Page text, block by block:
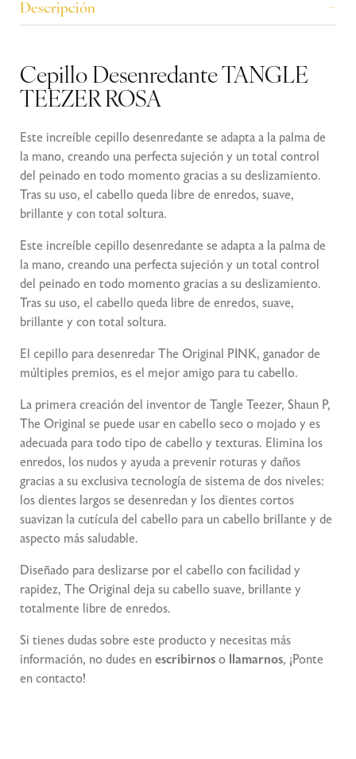
Descripción
Cepillo Desenredante TANGLE
TEEZER ROSA
Este increíble cepillo desenredante se adapta a la palma de
la mano, creando una perfecta sujeción y un total control
del peinado en todo momento gracias a su deslizamiento.
Tras su uso, el cabello queda libre de enredos, suave,
brillante y con total soltura.
Este increíble cepillo desenredante se adapta a la palma de
la mano, creando una perfecta sujeción y un total control
del peinado en todo momento gracias a su deslizamiento.
Tras su uso, el cabello queda libre de enredos, suave,
brillante y con total soltura.
El cepillo para desenredar The Original PINK, ganador de
múltiples premios, es el mejor amigo para tu cabello.
La primera creación del inventor de Tangle Teezer, Shaun P,
The Original se puede usar en cabello seco o mojado y es
adecuada para todo tipo de cabello y texturas. Elimina los
enredos, los nudos y ayuda a prevenir roturas y daños
gracias a su exclusiva tecnología de sistema de dos niveles:
los dientes largos se desenredan y los dientes cortos
suavizan la cutícula del cabello para un cabello brillante y de
aspecto más saludable.
Diseñado para deslizarse por el cabello con facilidad y
rapidez, The Original deja su cabello suave, brillante y
totalmente libre de enredos.
Si tienes dudas sobre este producto y necesitas más
información, no dudes enescribirnoso llamarnos, ¡Ponte
encontacto!